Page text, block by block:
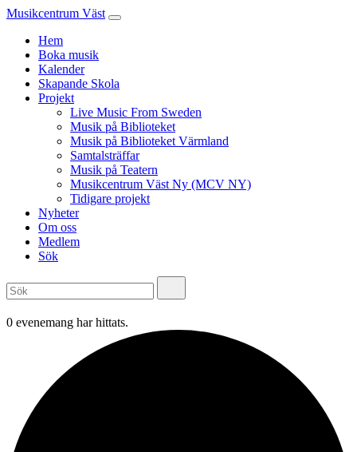
Musikcentrum Väst
Hem
Boka musik
Kalender
Skapande Skola
Projekt
Live Music From Sweden
Musik på Biblioteket
Musik på Biblioteket Värmland
Samtalsträffar
Musik på Teatern
Musikcentrum Väst Ny (MCV NY)
Tidigare projekt
Nyheter
Om oss
Medlem
Sök
0 evenemang har hittats.